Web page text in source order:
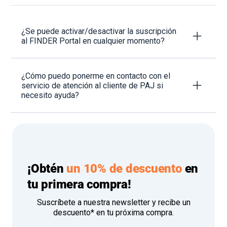
¿Se puede activar/desactivar la suscripción
al FINDER Portal en cualquier momento?
¿Cómo puedo ponerme en contacto con el
servicio de atención al cliente de PAJ si
necesito ayuda?
¡Obtén un 10% de descuentoen
tu primera compra!
Suscríbete a nuestra newsletter y recibe un
descuento* en tu próxima compra.